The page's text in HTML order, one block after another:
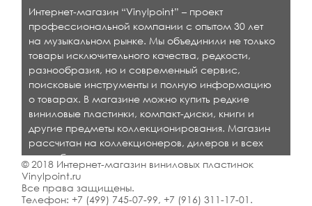
Интернет-магазин “Vinylpoint” – проект
профессиональной компании с опытом 30 лет
на музыкальном рынке. Мы объединили не только
товары исключительного качества, редкости,
разнообразия, но и современный сервис,
поисковые инструменты и полную информацию
о товарах. В магазине можно купить редкие
виниловые пластинки, компакт-диски, книги и
другие предметы коллекционирования. Магазин
рассчитан на коллекционеров, дилеров и всех
кто любит качественную музыку.
© 2018 Интернет-магазин виниловых пластинок
Vinylpoint.ru
Все права защищены.
Телефон: +7 (499) 745-07-99, +7 (916) 311-17-01 .